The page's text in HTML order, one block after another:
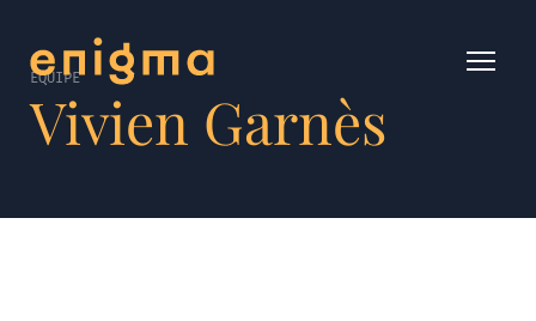
ÉQUIPE
Vivien Garnès